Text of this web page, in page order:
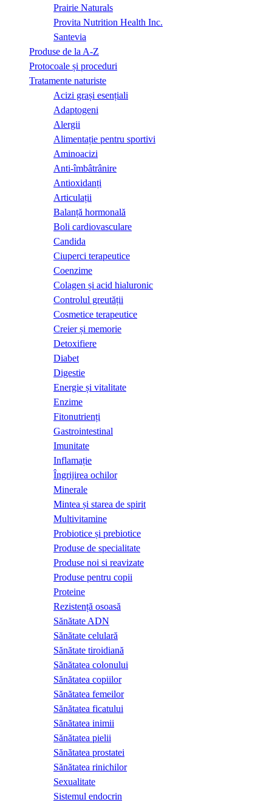
Prairie Naturals
Provita Nutrition Health Inc.
Santevia
Produse de la A-Z
Protocoale și proceduri
Tratamente naturiste
Acizi grași esențiali
Adaptogeni
Alergii
Alimentație pentru sportivi
Aminoacizi
Anti-îmbâtrânire
Antioxidanți
Articulații
Balanță hormonală
Boli cardiovasculare
Candida
Ciuperci terapeutice
Coenzime
Colagen și acid hialuronic
Controlul greutății
Cosmetice terapeutice
Creier și memorie
Detoxifiere
Diabet
Digestie
Energie și vitalitate
Enzime
Fitonutrienți
Gastrointestinal
Imunitate
Inflamație
Îngrijirea ochilor
Minerale
Mintea și starea de spirit
Multivitamine
Probiotice și prebiotice
Produse de specialitate
Produse noi si reavizate
Produse pentru copii
Proteine
Rezistență osoasă
Sănătate ADN
Sănătate celulară
Sănătate tiroidiană
Sănătatea colonului
Sănătatea copiilor
Sănătatea femeilor
Sănătatea ficatului
Sănătatea inimii
Sănătatea pielii
Sănătatea prostatei
Sănătatea rinichilor
Sexualitate
Sistemul endocrin